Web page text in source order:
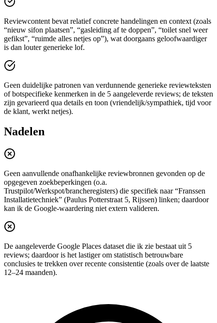
Reviewcontent bevat relatief concrete handelingen en context (zoals
“nieuw sifon plaatsen”, “gasleiding af te doppen”, “toilet snel weer
gefikst”, “ruimde alles netjes op”), wat doorgaans geloofwaardiger
is dan louter generieke lof.
Geen duidelijke patronen van verdunnende generieke reviewteksten
of botspecifieke kenmerken in de 5 aangeleverde reviews; de teksten
zijn gevarieerd qua details en toon (vriendelijk/sympathiek, tijd voor
de klant, werkt netjes).
Nadelen
Geen aanvullende onafhankelijke reviewbronnen gevonden op de
opgegeven zoekbeperkingen (o.a.
Trustpilot/Werkspot/brancheregisters) die specifiek naar “Franssen
Installatietechniek” (Paulus Potterstraat 5, Rijssen) linken; daardoor
kan ik de Google-waardering niet extern valideren.
De aangeleverde Google Places dataset die ik zie bestaat uit 5
reviews; daardoor is het lastiger om statistisch betrouwbare
conclusies te trekken over recente consistentie (zoals over de laatste
12–24 maanden).